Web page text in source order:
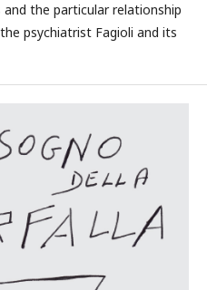
the particular relationship
psychiatrist Fagioli and its